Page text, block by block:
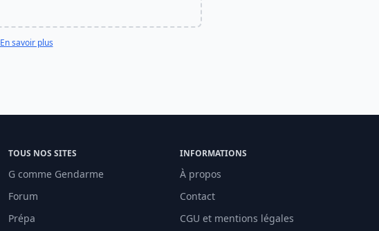
En savoir plus
TOUS NOS SITES
G comme Gendarme
Forum
Prépa
INFORMATIONS
À propos
Contact
CGU et mentions légales